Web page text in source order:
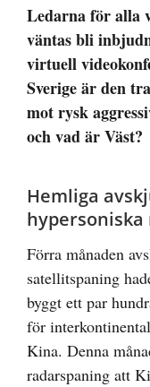
större
bild
Ledarna för alla
väntas bli
virtuell
Sverige är den
mot rysk
och vad är Väst?
Hemliga
Förra månaden
satellitspaning
byggt ett par
för
Kina. Denna
radarspaning att